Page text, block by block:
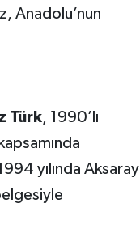
Anadolu’nun
Türk, 1990’lı
yılında Aksaray